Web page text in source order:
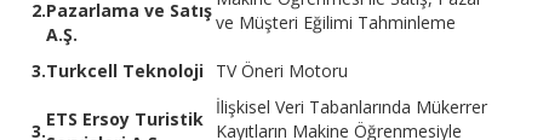
2.Pazarlama ve Satış
A.Ş.
ve Müşteri Eğilimi Tahminleme
3.Turkcell Teknoloji TV Öneri Motoru
3.
ETS Ersoy Turistik
İlişkisel Veri Tabanlarında Mükerrer
Kayıtların Makine Öğrenmesiyle